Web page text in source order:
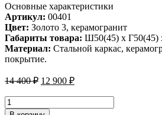
Основные характеристики
Артикул: 00401
Цвет: Золото 3, керамогранит
Габариты товара: Ш50(45) х Г50(45)
Материал: Стальной каркас,
покрытие.
14 400₽ Первоначальная
составляла
14
12 900 ₽Текущая
12
900 ₽.
Количество
товара